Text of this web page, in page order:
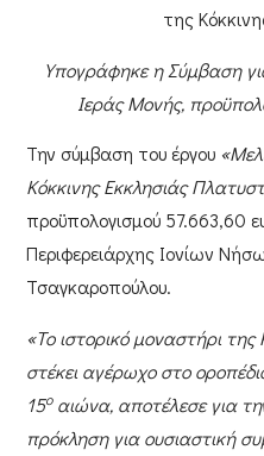
της
Υπογράφηκε η Σύμβαση
Ιεράς Μονής,
Την σύμβαση του έργου
Κόκκινης Εκκλησιάς
προϋπολογισμού 57.663,60
Περιφερειάρχης Ιονίων
Τσαγκαροπούλου.
«Το ιστορικό μοναστήρι
στέκει αγέρωχο στο
15οαιώνα, αποτέλεσε για
πρόκληση για ουσιαστική